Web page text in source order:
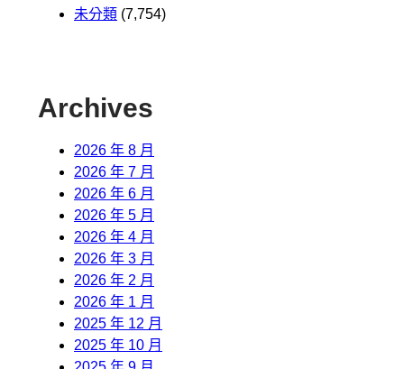
未分類 (7,754)
Archives
2026 年 8 月
2026 年 7 月
2026 年 6 月
2026 年 5 月
2026 年 4 月
2026 年 3 月
2026 年 2 月
2026 年 1 月
2025 年 12 月
2025 年 10 月